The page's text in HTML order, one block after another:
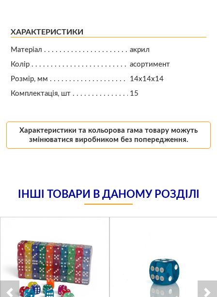
ХАРАКТЕРИСТИКИ
Матеріал
акрил
Колір
асортимент
Розмір, мм
14х14х14
Комплектація, шт
15
Характеристики та кольорова гама товару можуть
змінюватися виробником без попередження.
ІНШІ ТОВАРИ В ДАНОМУ РОЗДІЛІ